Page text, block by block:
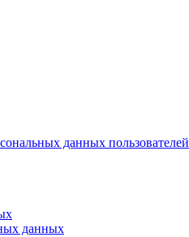
данных пользователей
данных